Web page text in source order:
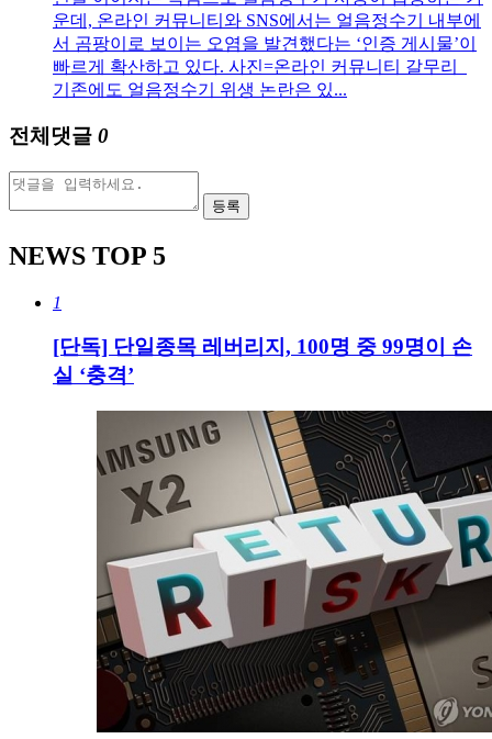
운데, 온라인 커뮤니티와 SNS에서는 얼음정수기 내부에
서 곰팡이로 보이는 오염을 발견했다는 ‘인증 게시물’이
빠르게 확산하고 있다. 사진=온라인 커뮤니티 갈무리
기존에도 얼음정수기 위생 논란은 있...
전체댓글 0
등록
NEWS TOP 5
1
[단독] 단일종목 레버리지, 100명 중 99명이 손
실 ‘충격’